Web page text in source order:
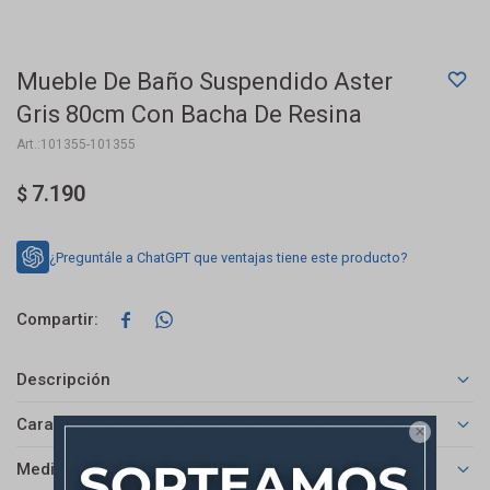

Mueble De Baño Suspendido Aster
Gris 80cm Con Bacha De Resina
101355-101355
$ 7.190
¿Preguntále a ChatGPT que ventajas tiene este producto?
 
Descripción
Características
Medios de pago